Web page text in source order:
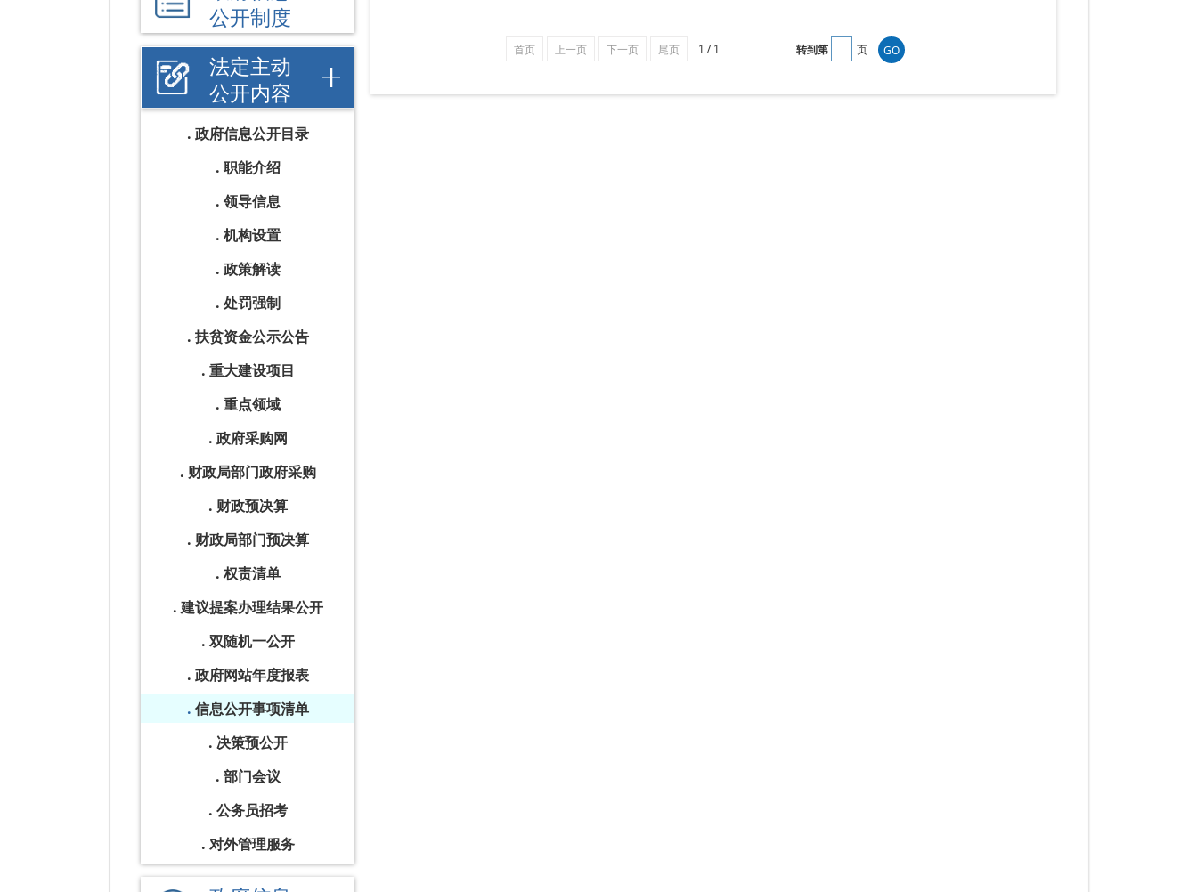
公开制度
法定主动
公开内容
政府信息公开目录
职能介绍
领导信息
机构设置
政策解读
处罚强制
扶贫资金公示公告
重大建设项目
重点领域
政府采购网
财政局部门政府采购
财政预决算
财政局部门预决算
权责清单
建议提案办理结果公开
双随机一公开
政府网站年度报表
信息公开事项清单
决策预公开
部门会议
公务员招考
对外管理服务
首页 上一页 下一页 尾页 1 / 1 转到第 页